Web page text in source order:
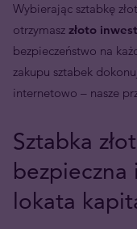
Wybierając sztabkę
otrzymasz złoto
bezpieczeństwo na
zakupu sztabek
internetowo – nasze
Sztabka
bezpieczna
lokata